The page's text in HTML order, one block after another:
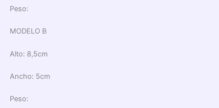
Peso:
MODELO B
Alto: 8,5cm
Ancho: 5cm
Peso: